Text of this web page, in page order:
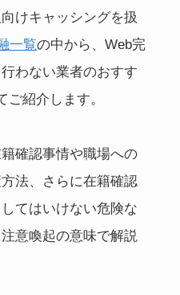
けキャッシングを扱
一覧の中から、Web完
わない業者のおすす
紹介します。
確認事情や職場への
法、さらに在籍確認
てはいけない危険な
意喚起の意味で解説